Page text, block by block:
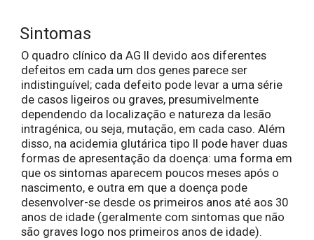
Sintomas
O quadro clínico da AG II devido aos diferentes
defeitos em cada um dos genes parece ser
indistinguível; cada defeito pode levar a uma série
de casos ligeiros ou graves, presumivelmente
dependendo da localização e natureza da lesão
intragénica, ou seja, mutação, em cada caso. Além
disso, na acidemia glutárica tipo II pode haver duas
formas de apresentação da doença: uma forma em
que os sintomas aparecem poucos meses após o
nascimento, e outra em que a doença pode
desenvolver-se desde os primeiros anos até aos 30
anos de idade (geralmente com sintomas que não
são graves logo nos primeiros anos de idade).